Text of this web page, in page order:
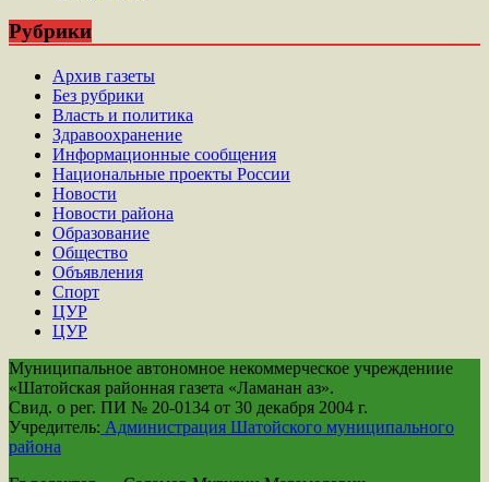
Рубрики
Архив газеты
Без рубрики
Власть и политика
Здравоохранение
Информационные сообщения
Национальные проекты России
Новости
Новости района
Образование
Общество
Объявления
Спорт
ЦУР
ЦУР
Муниципальное автономное некоммерческое учреждениие
«Шатойская районная газета «Ламанан аз».
Свид. о рег. ПИ № 20-0134 от 30 декабря 2004 г.
Учредитель: Администрация Шатойского муниципального
района